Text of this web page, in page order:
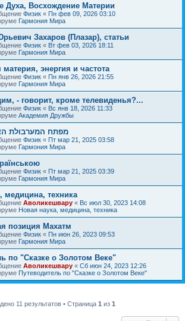
Духа, Восхождение Материи
Физик « Пн фев 09, 2026 03:10
Гармония Мира
Захаров (Плазар), статьи
Физик « Вт фев 03, 2026 18:11
Гармония Мира
энергия и частота
Физик « Пн янв 26, 2026 21:55
Гармония Мира
- говорит, кроме телевиденья?...
Физик « Вс янв 18, 2026 11:33
Академия Дружбы
מפתח המערבולת
Физик « Пт мар 21, 2025 03:58
Гармония Мира
Физик « Пт мар 21, 2025 03:39
Гармония Мира
медицина, техника
Аволикешвару « Вс июл 30, 2023 14:08
Новая наука, медицина, техника
позиция Махатм
Физик « Пн июн 26, 2023 09:53
Гармония Мира
по "Сказке о Золотом Веке"
Аволикешвару « Сб июн 24, 2023 12:26
Путеводитель по "Сказке о Золотом Веке"
11 результатов • Страница 1 из 1